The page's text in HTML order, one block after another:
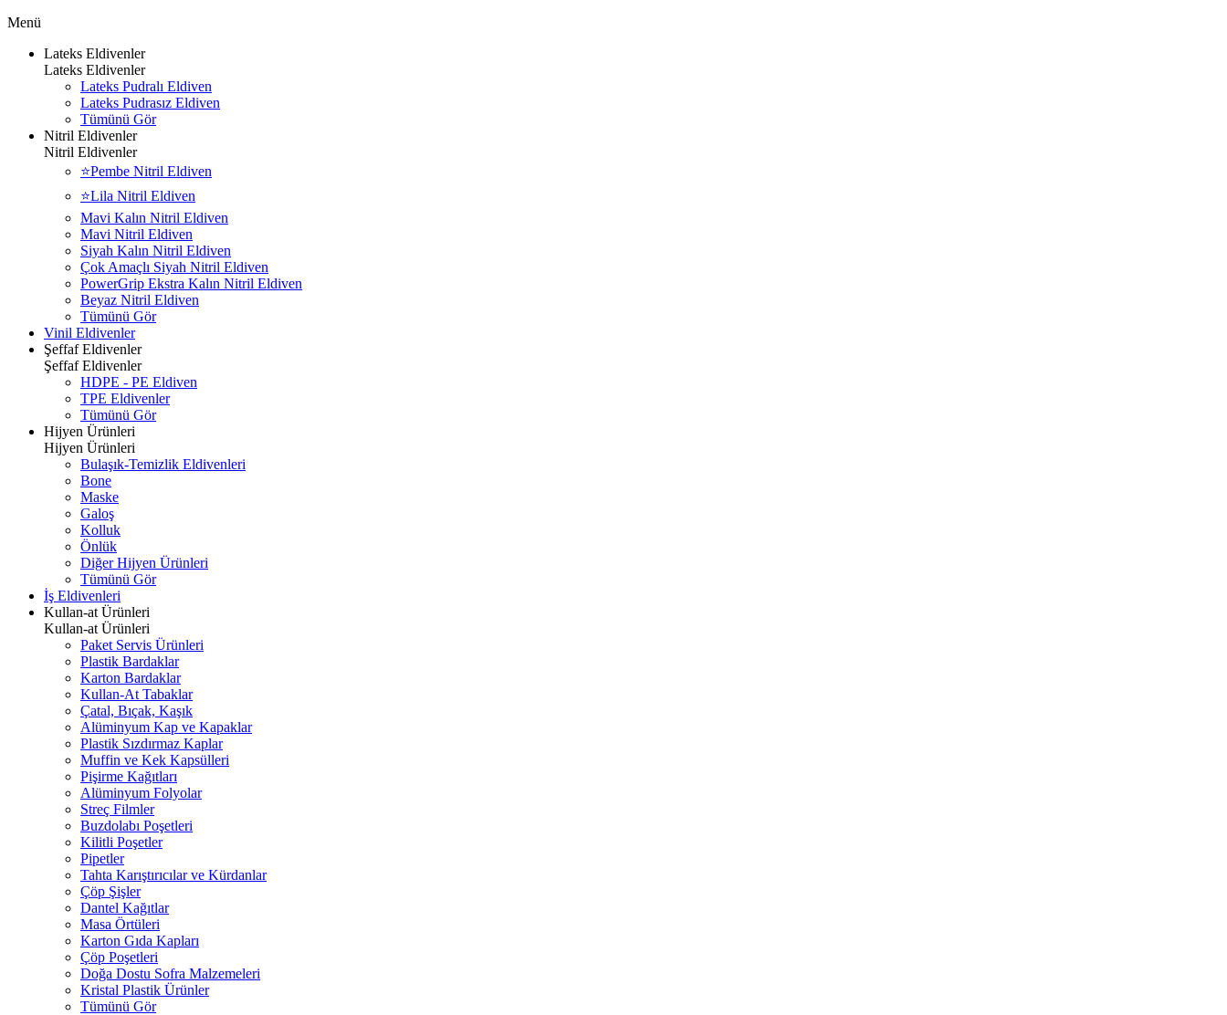
Menü
Lateks Eldivenler
Lateks Eldivenler
Lateks Pudralı Eldiven
Lateks Pudrasız Eldiven
Tümünü Gör
Nitril Eldivenler
Nitril Eldivenler
⭐Pembe Nitril Eldiven
⭐Lila Nitril Eldiven
Mavi Kalın Nitril Eldiven
Mavi Nitril Eldiven
Siyah Kalın Nitril Eldiven
Çok Amaçlı Siyah Nitril Eldiven
PowerGrip Ekstra Kalın Nitril Eldiven
Beyaz Nitril Eldiven
Tümünü Gör
Vinil Eldivenler
Şeffaf Eldivenler
Şeffaf Eldivenler
HDPE - PE Eldiven
TPE Eldivenler
Tümünü Gör
Hijyen Ürünleri
Hijyen Ürünleri
Bulaşık-Temizlik Eldivenleri
Bone
Maske
Galoş
Kolluk
Önlük
Diğer Hijyen Ürünleri
Tümünü Gör
İş Eldivenleri
Kullan-at Ürünleri
Kullan-at Ürünleri
Paket Servis Ürünleri
Plastik Bardaklar
Karton Bardaklar
Kullan-At Tabaklar
Çatal, Bıçak, Kaşık
Alüminyum Kap ve Kapaklar
Plastik Sızdırmaz Kaplar
Muffin ve Kek Kapsülleri
Pişirme Kağıtları
Alüminyum Folyolar
Streç Filmler
Buzdolabı Poşetleri
Kilitli Poşetler
Pipetler
Tahta Karıştırıcılar ve Kürdanlar
Çöp Şişler
Dantel Kağıtlar
Masa Örtüleri
Karton Gıda Kapları
Çöp Poşetleri
Doğa Dostu Sofra Malzemeleri
Kristal Plastik Ürünler
Tümünü Gör